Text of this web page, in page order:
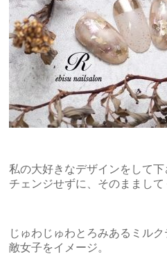
私の大好きなデザインをして
チェンジせずに、そのままし
じゅわじゅわとろみあるミル
敵女子をイメージ。